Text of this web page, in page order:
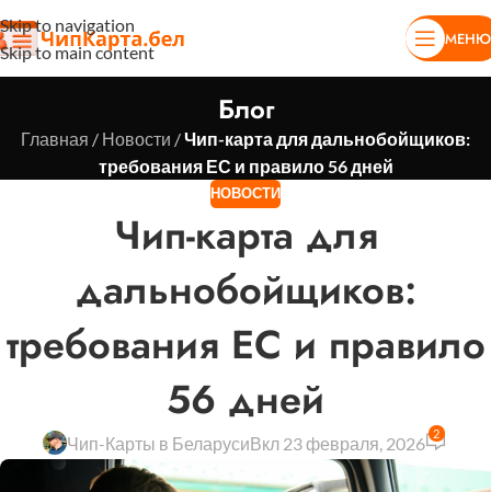
Skip to navigation
Skip to main content
МЕНЮ
Блог
Главная / Новости /Чип-карта для дальнобойщиков:
требования ЕС и правило 56 дней
НОВОСТИ
Чип-карта для
дальнобойщиков:
требования ЕС и правило
56 дней
Чип-Карты в БеларусиВкл 23 февраля, 2026 2